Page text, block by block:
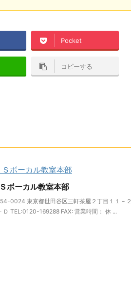
Pocket
コピーする
ボーカル教室本部
0024 東京都世田谷区三軒茶屋２丁目１１－２
Ｄ TEL:0120-169288 FAX: 営業時間： 休 ...